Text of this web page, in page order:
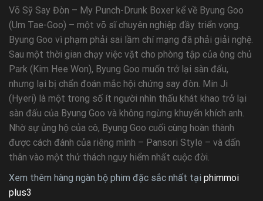
Võ Sỹ Say Đòn – My Punch-Drunk Boxer kể về Byung Goo
(Um Tae-Goo) – một võ sĩ chuyên nghiệp đầy triển vọng.
Byung Goo vì phạm phải sai lầm chí mạng đã phải giải nghệ.
Sau một thời gian chạy việc vặt cho phòng tập của ông chủ
Park (Kim Hee Won), Byung Goo muốn trở lại sàn đấu,
nhưng lại bị chẩn đoán mắc hội chứng say đòn. Min Ji
(Hyeri) là một trong số ít người nhìn thấu khát khao trở lại
sàn đấu của Byung Goo và không ngừng khuyến khích anh.
Nhờ sự ủng hộ của cô, Byung Goo cuối cùng hoàn thành
được cách đánh của riêng mình – Pansori Style – và dấn
thân vào một thử thách nguy hiểm nhất cuộc đời.
Xem thêm hàng ngàn bộ phim đặc sắc nhất tại phimmoi
plus3